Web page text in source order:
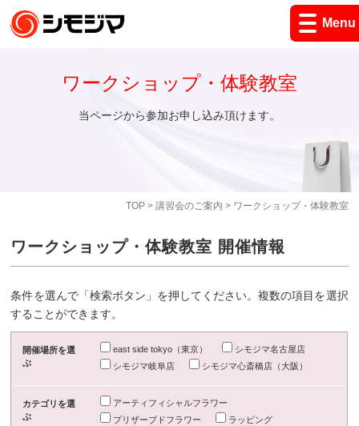
Menu
TOP> 講習会のご案内 > ワークショップ・体験教室
ワークショップ・体験教室
当ページから参加お申し込み頂けます。
ワークショップ・体験教室 開催情報
条件を選んで「検索ボタン」を押してください。複数の項目を選択
することができます。
開催場所を選
ぶ
east side tokyo（東京）
シモジマ名古屋店
シモジマ岐阜店
シモジマ心斎橋店（大阪）
カテゴリを選
ぶ
アーティフィシャルフラワー
プリザーブドフラワー
ラッピング